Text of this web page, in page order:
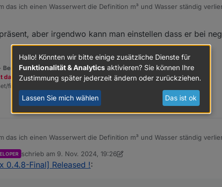
das ich einen Wasserwert die Definition m³ und Wasser ständig
aber irgendwo kann man einstellen dass er bei
Benutzt das Voting rechts unten im Beitrag wenn er euch geholfen hat.
dazu den Spendenbutton oben rechts. Danke!
fix.sh | bash -
das ich einen Wasserwert die Definition m³ und Wasser ständig
schrieb am 9. Nov. 2024, 19:26
zuletzt editiert von crunchip11. Sept. 2024, 20:28
0.4.8-Final] Released !:
Hallo! Könnten wir bitte einige zusätzliche Dienste für
Funktionalität & Analytics aktivieren? Sie können Ihre
Zustimmung später jederzeit ändern oder zurückziehen.
Lassen Sie mich wählen Das ist ok